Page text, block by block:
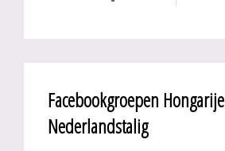
Facebookgroepen Hongarije
Nederlandstalig